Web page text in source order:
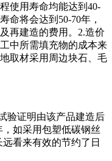
使用寿命均能达到40-
命将会达到50-70年，
再建造的费用。2.造价
中所需填充物的成本来
取材采用周边块石、毛
验证明由该产品建造后
如采用包塑低碳钢丝
看来有效的节约了日